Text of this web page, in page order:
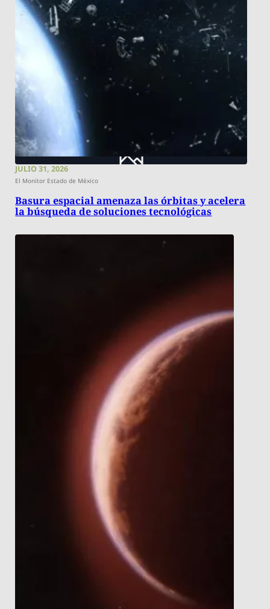
JULIO 31, 2026
El Monitor Estado de México
Basura espacial amenaza las órbitas y acelera
la búsqueda de soluciones tecnológicas